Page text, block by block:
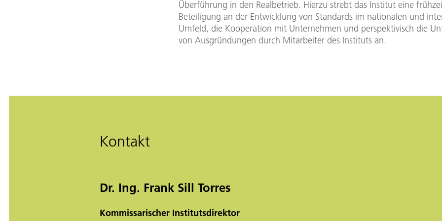
Überführung in den Realbetrieb. Hierzu strebt das Institut eine
Beteiligung an der Entwicklung von Standards im nationalen und
Umfeld, die Kooperation mit Unternehmen und perspektivisch die
von Ausgründungen durch Mitarbeiter des Instituts an.
Kontakt
Dr. Ing. Frank Sill Torres
Kommissarischer Institutsdirektor